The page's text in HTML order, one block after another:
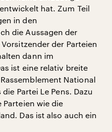
hat. Zum Teil
in den
die Aussagen der
der Parteien
dann im
ist eine relativ breite
National
Partei Le Pens. Dazu
Parteien wie die
Das ist also auch ein